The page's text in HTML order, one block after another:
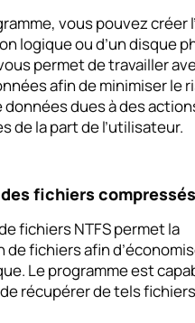
vous pouvez créer
logique ou d’un disque
permet de travailler
afin de minimiser le
données dues à des
de la part de l’utilisateur.
fichiers
fichiers NTFS permet la
de fichiers afin
Le programme est
récupérer de tels